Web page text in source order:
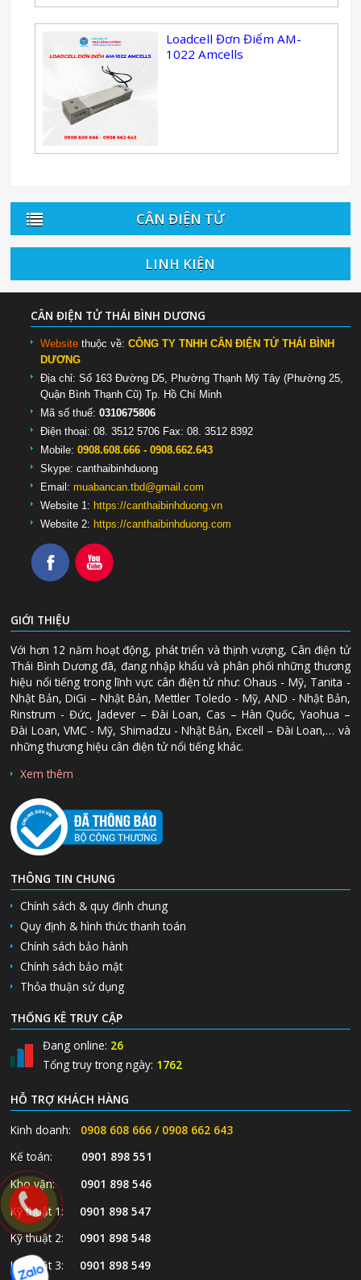
Loadcell Đơn Điểm AM-
1022 Amcells
CÂN ĐIỆN TỬ
LINH KIỆN
CÂN ĐIỆN TỬ THÁI BÌNH DƯƠNG
Website thuộc về:CÔNG TY TNHH CÂN ĐIỆN TỬ THÁI BÌNH
DƯƠNG
Địa chỉ: Số 163 Đường D5, Phường Thạnh Mỹ Tây (Phường 25,
Quận Bình Thạnh Cũ) Tp. Hồ Chí Minh
Mã số thuế:0310675806
Điện thoại: 08. 3512 5706 Fax: 08. 3512 8392
Mobile: 0908.608.666 - 0908.662.643
Skype:canthaibinhduong
Email:muabancan.tbd@gmail.com
Website 1: https://canthaibinhduong.vn
Website 2: https://canthaibinhduong.com
GIỚI THIỆU
Với hơn 12 năm hoạt động, phát triển và thịnh vượng, Cân điện tử
Thái Bình Dương đã, đang nhập khẩu và phân phối những thương
hiệu nổi tiếng trong lĩnh vực cân điện tử như: Ohaus - Mỹ, Tanita -
Nhật Bản, DiGi – Nhật Bản, Mettler Toledo - Mỹ, AND - Nhật Bản,
Rinstrum - Đức, Jadever – Đài Loan, Cas – Hàn Quốc, Yaohua –
Đài Loan, VMC - Mỹ, Shimadzu - Nhật Bản, Excell – Đài Loan,… và
những thương hiệu cân điện tử nổi tiếng khác.
Xem thêm
THÔNG TIN CHUNG
Chính sách & quy định chung
Quy định & hình thức thanh toán
Chính sách bảo hành
Chính sách bảo mật
Thỏa thuận sử dụng
THỐNG KÊ TRUY CẬP
Đang online: 26
Tổng truy trong ngày: 1762
HỖ TRỢ KHÁCH HÀNG
Kinh doanh:
0908 608 666 / 0908 662 643
Kế toán: 0901 898 551
Kho vận: 0901 898 546
Kỹ thuật 1: 0901 898 547
Kỹ thuật 2: 0901 898 548
Kỹ thuật 3: 0901 898 549